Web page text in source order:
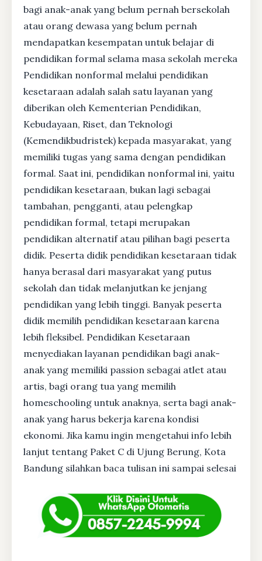
bagi anak-anak yang belum pernah bersekolah
atau orang dewasa yang belum pernah
mendapatkan kesempatan untuk belajar di
pendidikan formal selama masa sekolah mereka
Pendidikan nonformal melalui pendidikan
kesetaraan adalah salah satu layanan yang
diberikan oleh Kementerian Pendidikan,
Kebudayaan, Riset, dan Teknologi
(Kemendikbudristek) kepada masyarakat, yang
memiliki tugas yang sama dengan pendidikan
formal. Saat ini, pendidikan nonformal ini, yaitu
pendidikan kesetaraan, bukan lagi sebagai
tambahan, pengganti, atau pelengkap
pendidikan formal, tetapi merupakan
pendidikan alternatif atau pilihan bagi peserta
didik. Peserta didik pendidikan kesetaraan tidak
hanya berasal dari masyarakat yang putus
sekolah dan tidak melanjutkan ke jenjang
pendidikan yang lebih tinggi. Banyak peserta
didik memilih pendidikan kesetaraan karena
lebih fleksibel. Pendidikan Kesetaraan
menyediakan layanan pendidikan bagi anak-
anak yang memiliki passion sebagai atlet atau
artis, bagi orang tua yang memilih
homeschooling untuk anaknya, serta bagi anak-
anak yang harus bekerja karena kondisi
ekonomi. Jika kamu ingin mengetahui info lebih
lanjut tentang Paket C di Ujung Berung, Kota
Bandung silahkan baca tulisan ini sampai selesai